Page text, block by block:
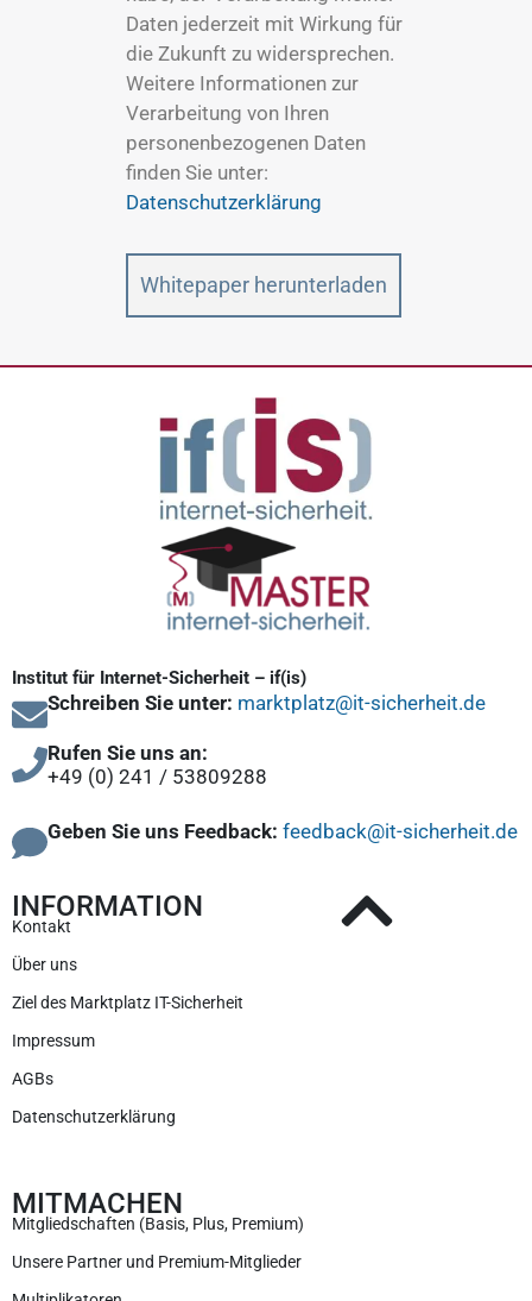
Daten jederzeit mit Wirkung für
die Zukunft zu widersprechen.
Weitere Informationen zur
Verarbeitung von Ihren
personenbezogenen Daten
finden Sie unter:
Datenschutzerklärung
Whitepaper herunterladen
Institut für Internet-Sicherheit – if(is)
Schreiben Sie unter: marktplatz@it-sicherheit.de
Rufen Sie uns an:
+49 (0) 241 / 53809288
Geben Sie uns Feedback: feedback@it-sicherheit.de
INFORMATION
Kontakt
Über uns
Ziel des Marktplatz IT-Sicherheit
Impressum
AGBs
Datenschutzerklärung
MITMACHEN
Mitgliedschaften (Basis, Plus, Premium)
Unsere Partner und Premium-Mitglieder